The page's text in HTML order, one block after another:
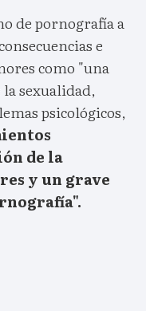
de pornografía a
e
como "una
sexualidad,
psicológicos,
de la
y un grave